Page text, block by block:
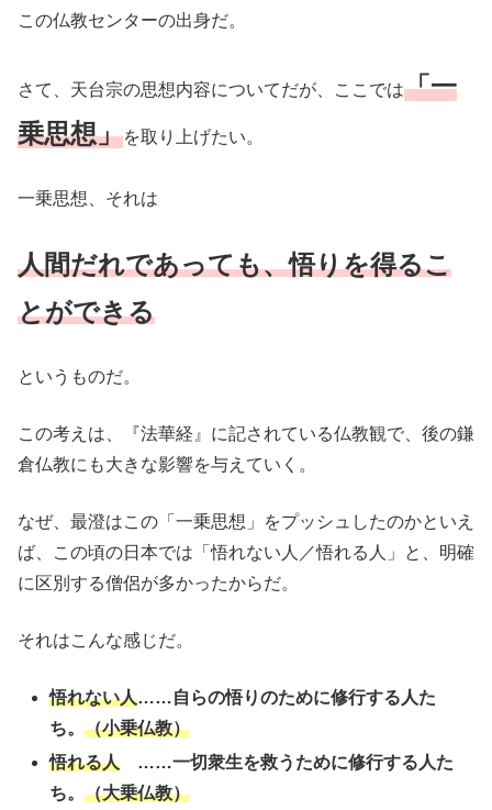
この仏教センターの出身だ。
さて、天台宗の思想内容についてだが、ここでは「一
乗思想」を取り上げたい。
一乗思想、それは
人間だれであっても、悟りを得るこ
とができる
というものだ。
この考えは、『法華経』に記されている仏教観で、後の鎌
倉仏教にも大きな影響を与えていく。
なぜ、最澄はこの「一乗思想」をプッシュしたのかといえ
ば、この頃の日本では「悟れない人／悟れる人」と、明確
に区別する僧侶が多かったからだ。
それはこんな感じだ。
悟れない人……自らの悟りのために修行する人た
ち。（小乗仏教）
悟れる人 ……一切衆生を救うために修行する人た
ち。（大乗仏教）